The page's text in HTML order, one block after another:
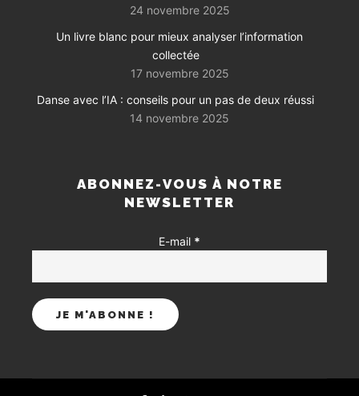
24 novembre 2025
Un livre blanc pour mieux analyser l’information
collectée
17 novembre 2025
Danse avec l’IA : conseils pour un pas de deux réussi
14 novembre 2025
ABONNEZ-VOUS À NOTRE
NEWSLETTER
E-mail *